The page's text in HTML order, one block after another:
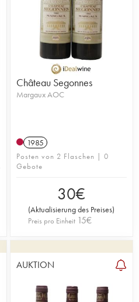
Château Segonnes
Margaux AOC
1985
Posten von 2 Flaschen | 0
Gebote
30€
(Aktualisierung des Preises)
Preis pro Einheit 15€
AUKTION